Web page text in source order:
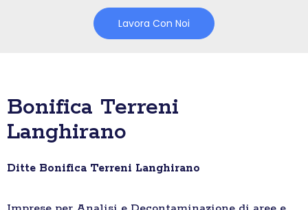
Lavora Con Noi
Bonifica Terreni
Langhirano
Ditte Bonifica Terreni Langhirano